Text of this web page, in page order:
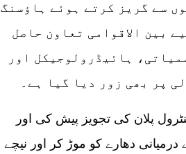
سے گریز کرتے ہوئے ہاؤسنگ
بین الاقوامی تعاون حاصل
ہائیڈرولوجیکل اور
پر بھی زور دیا گیا ہے۔
پلان کی تجویز پیش کی اور
دھارے کو موڑ کر اور نیچے